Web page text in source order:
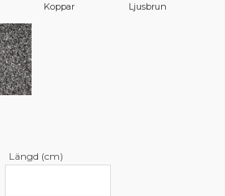
Koppar Ljusbrun
Längd (cm)